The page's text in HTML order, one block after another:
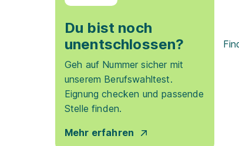
Du bist noch
unentschlossen?
Geh auf Nummer sicher mit
unserem Berufswahltest.
Eignung checken und passende
Stelle finden.
Mehr erfahren